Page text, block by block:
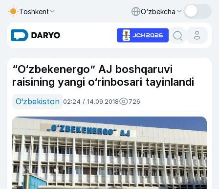
Toshkent O‘zbekcha
“O‘zbekenergo” AJ boshqaruvi
raisining yangi o‘rinbosari tayinlandi
O‘zbekiston 02:24 / 14.09.2018 726